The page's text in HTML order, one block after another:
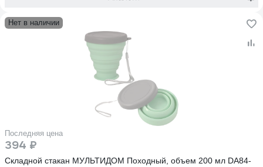
Нет в наличии
Последняя цена
394 ₽
Складной стакан МУЛЬТИДОМ Походный, объем 200 мл DA84-